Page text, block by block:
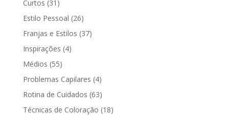
Curtos (31)
Estilo Pessoal (26)
Franjas e Estilos (37)
Inspirações (4)
Médios (55)
Problemas Capilares (4)
Rotina de Cuidados (63)
Técnicas de Coloração (18)